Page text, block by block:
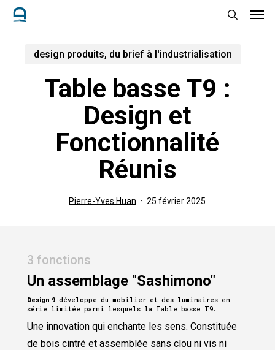
Skip
design produits, du brief à l'industrialisation
Table basse T9 :
Design et
Fonctionnalité
Réunis
Pierre-Yves Huan 25 février 2025
3 fonctions
Un assemblage "Sashimono"
Design 9développe du mobilier et des luminaires en
série limitée parmi lesquels la Table basse T9.
Une innovation qui enchante les sens. Constituée
de bois cintré et assemblée sans clou ni vis ni